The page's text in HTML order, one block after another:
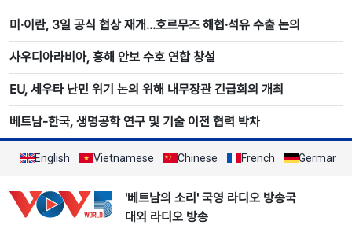
미·이란, 3일 공식 협상 재개…호르무즈 해협·석유 수출 논의
사우디아라비아, 홍해 안보 수호 연합 창설
EU, 세우타 난민 위기 논의 위해 내무장관 긴급회의 개최
베트남-한국, 생명공학 연구 및 기술 이전 협력 박차
English Vietnamese Chinese French German
'베트남의 소리' 국영 라디오 방송국
대외 라디오 방송